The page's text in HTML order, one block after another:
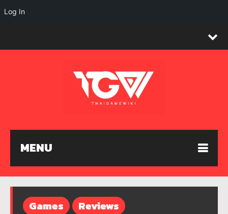
MENU
Games Reviews
Log In